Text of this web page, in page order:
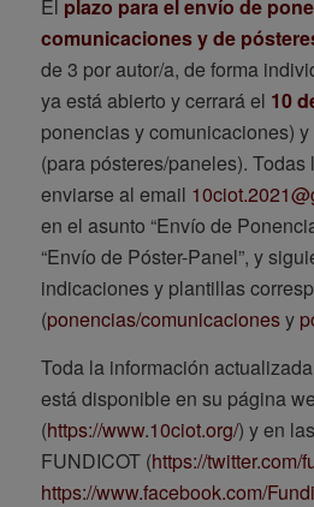
El plazo para el envío de
comunicaciones y de
de 3 por autor/a, de forma
ya está abierto y cerrará el 10
ponencias y comunicaciones) y
(para pósteres/paneles).
enviarse al email
en el asunto “Envío de
“Envío de Póster-Panel”, y
indicaciones y plantillas
(ponencias/comunicacionesy
Toda la información
está disponible en su página
(https://www.10ciot.org/) y en
FUNDICOT (https://twitter.com/
https://www.facebook.com/